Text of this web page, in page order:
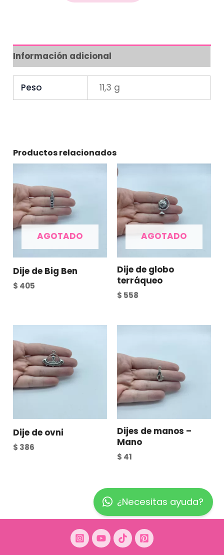
Información adicional
Peso 11,3 g
Productos relacionados
AGOTADO
Dije de Big Ben
$ 405
AGOTADO
Dije de globo
terráqueo
$ 558
Dije de ovni
$ 386
Dijes de manos –
Mano
$ 41
¿Necesitas ayuda?